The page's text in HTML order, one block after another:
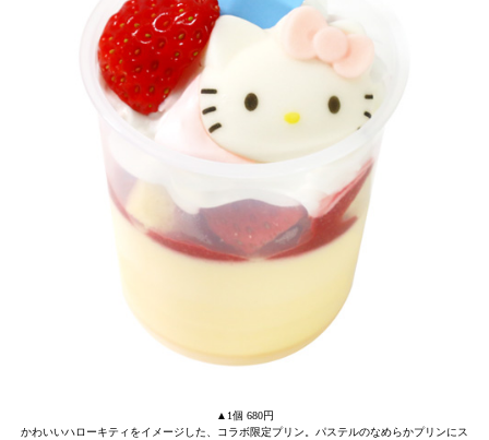
▲1個 680円
かわいいハローキティをイメージした、コラボ限定プリン。パステルのなめらかプリンにス